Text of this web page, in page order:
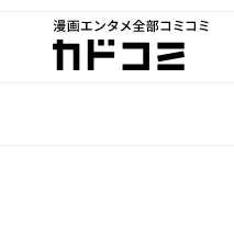
漫画エンタメ全部コミ
カドコ